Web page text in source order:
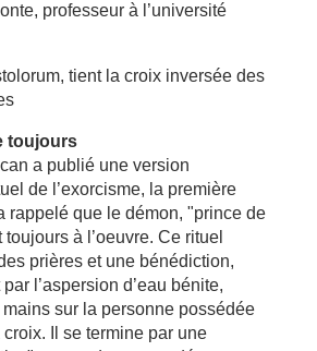
professeur à l’université
tient la croix inversée des
toujours
a publié une version
de l’exorcisme, la première
rappelé que le démon, "prince de
à l’oeuvre. Ce rituel
prières et une bénédiction,
l’aspersion d’eau bénite,
mains sur la personne possédée
Il se termine par une